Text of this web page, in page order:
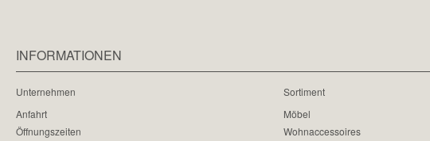
INFORMATIONEN
Unternehmen
Anfahrt
Öffnungszeiten
Sortiment
Möbel
Wohnaccessoires